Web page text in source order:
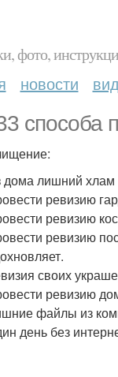
фото,
новости
способа
дома лишний хлам
ревизию
ревизию
ревизию
своих
ревизию
файлы из
день без